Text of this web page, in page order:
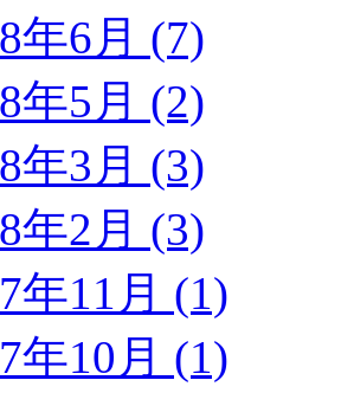
年6月 (7)
年5月 (2)
年3月 (3)
年2月 (3)
年11月 (1)
年10月 (1)